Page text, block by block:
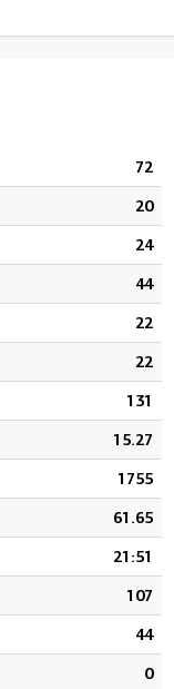
72
20
24
44
22
22
131
15.27
1755
61.65
21:51
107
44
0